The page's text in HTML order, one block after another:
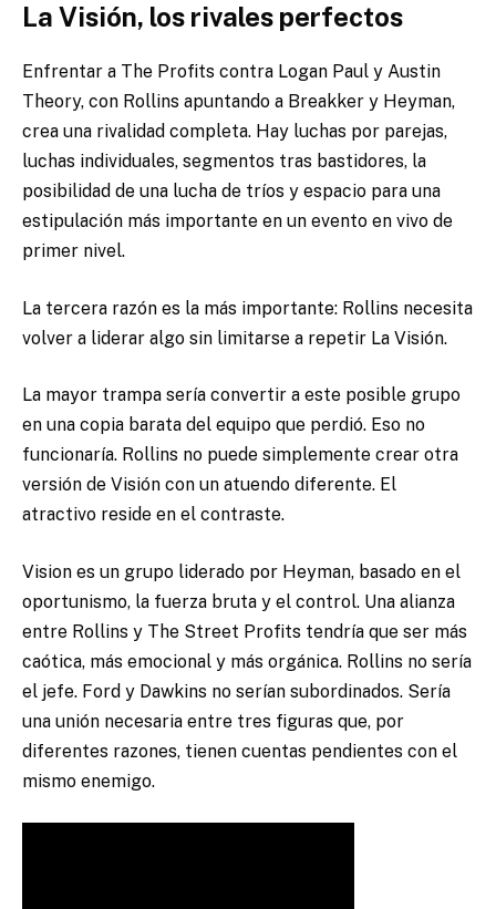
La Visión, los rivales perfectos
Enfrentar a The Profits contra Logan Paul y Austin
Theory, con Rollins apuntando a Breakker y Heyman,
crea una rivalidad completa. Hay luchas por parejas,
luchas individuales, segmentos tras bastidores, la
posibilidad de una lucha de tríos y espacio para una
estipulación más importante en un evento en vivo de
primer nivel.
La tercera razón es la más importante: Rollins necesita
volver a liderar algo sin limitarse a repetir La Visión.
La mayor trampa sería convertir a este posible grupo
en una copia barata del equipo que perdió. Eso no
funcionaría. Rollins no puede simplemente crear otra
versión de Visión con un atuendo diferente. El
atractivo reside en el contraste.
Vision es un grupo liderado por Heyman, basado en el
oportunismo, la fuerza bruta y el control. Una alianza
entre Rollins y The Street Profits tendría que ser más
caótica, más emocional y más orgánica. Rollins no sería
el jefe. Ford y Dawkins no serían subordinados. Sería
una unión necesaria entre tres figuras que, por
diferentes razones, tienen cuentas pendientes con el
mismo enemigo.